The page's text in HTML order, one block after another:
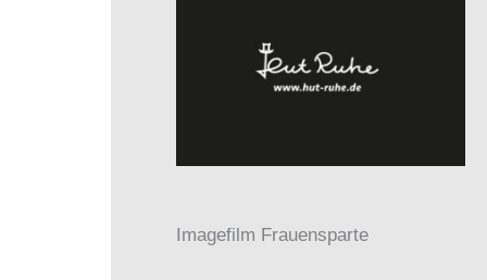
Imagefilm Frauensparte